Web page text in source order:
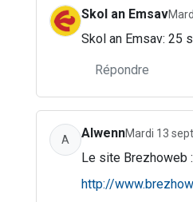
Skol an Emsav
Skol an Emsav: 25
Répondre
A AlwennMardi 13
Le site Brezhoweb :
http://